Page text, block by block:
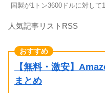
国製が1トン3600ドルに対して
人気記事リストRSS
【無料・激安】
まとめ